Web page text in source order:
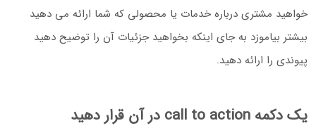
خواهید مشتری درباره خدمات یا محصولی که شما ارائه می دهید
بیشتر بیاموزد به جای اینکه بخواهید جزئیات آن را توضیح دهید
پیوندی را ارائه دهید.
یک دکمه call to action در آن قرار دهید